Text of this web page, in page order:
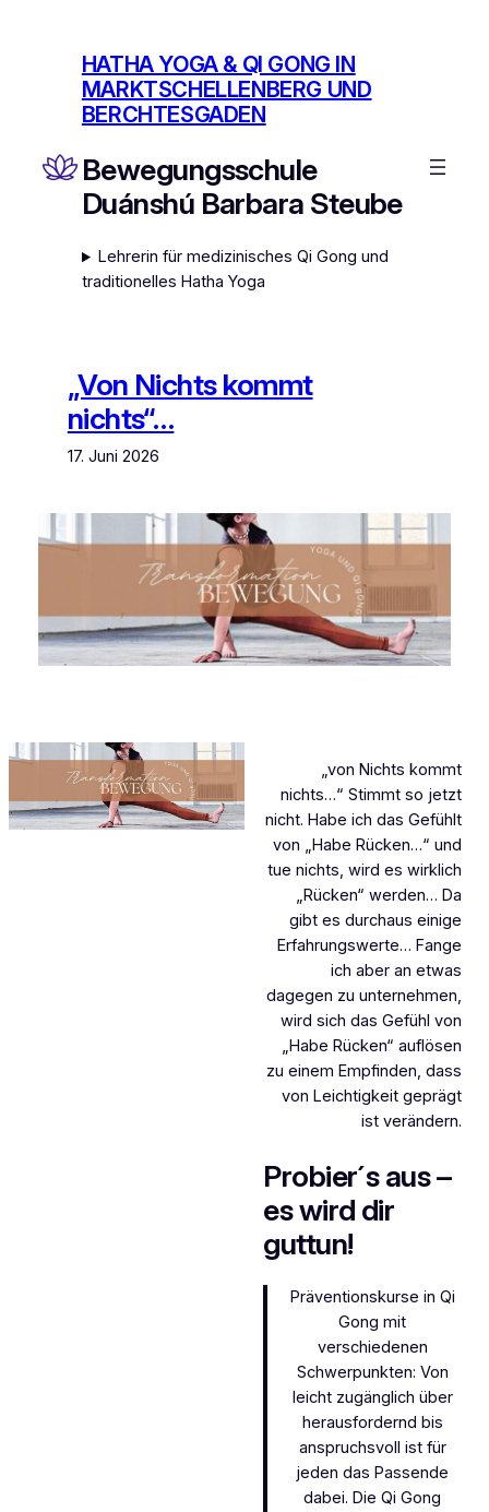
HATHA YOGA & QI GONG IN
MARKTSCHELLENBERG UND
BERCHTESGADEN
Bewegungsschule
Duánshú Barbara Steube
Lehrerin für medizinisches Qi Gong und
traditionelles Hatha Yoga
„Von Nichts kommt
nichts“…
17. Juni 2026
„von Nichts kommt
nichts…“ Stimmt so jetzt
nicht. Habe ich das Gefühlt
von „Habe Rücken…“ und
tue nichts, wird es wirklich
„Rücken“ werden… Da
gibt es durchaus einige
Erfahrungswerte… Fange
ich aber an etwas
dagegen zu unternehmen,
wird sich das Gefühl von
„Habe Rücken“ auflösen
zu einem Empfinden, dass
von Leichtigkeit geprägt
ist verändern.
Probier´s aus –
es wird dir
guttun!
Präventionskurse in Qi
Gong mit
verschiedenen
Schwerpunkten: Von
leicht zugänglich über
herausfordernd bis
anspruchsvoll ist für
jeden das Passende
dabei. Die Qi Gong